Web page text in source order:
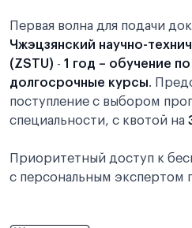
Первая волна для подачи
Чжэцзянский научно-
(ZSTU) - 1 год – обучение
долгосрочные курсы.
поступление с выбором
специальности, с квотой на
Приоритетный доступ к
с персональным экспертом